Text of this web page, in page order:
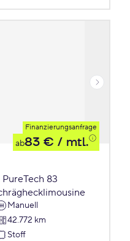
Finanzierungsanfrage
ab83 € / mtl.
83
Manuell
42.772 km
Stoff